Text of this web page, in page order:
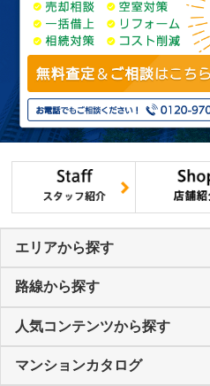
エリアから探す
路線から探す
人気コンテンツから探す
マンションカタログ